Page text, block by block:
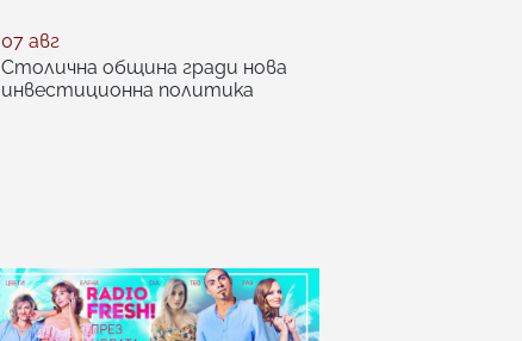
07 авг
Столична община гради нова
инвестиционна политика